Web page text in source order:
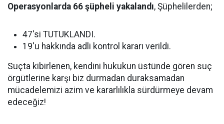
Operasyonlarda 66 şüpheli yakalandı, Şüphelilerden;
47'si TUTUKLANDI.
19'u hakkında adli kontrol kararı verildi.
Suçta kibirlenen, kendini hukukun üstünde gören suç
örgütlerine karşı biz durmadan duraksamadan
mücadelemizi azim ve kararlılıkla sürdürmeye devam
edeceğiz!